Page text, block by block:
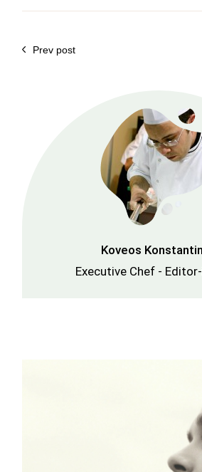
Prev post
Koveos
Executive Chef -